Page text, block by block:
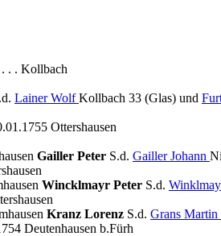
. . Kollbach
Lainer WolfKollbach 33 (Glas) und
Ottershausen
Gailler Peter S.d. Gailler Johann
Wincklmayr Peter S.d.
Kranz Lorenz S.d. Grans Martin
Deutenhausen b.Fürh